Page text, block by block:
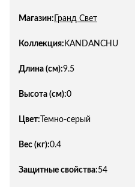
Магазин: Гранд Свет
Коллекция: KANDANCHU
Длина (см):9.5
Высота (см):0
Цвет: Темно-серый
Вес (кг):0.4
Защитные свойства:54